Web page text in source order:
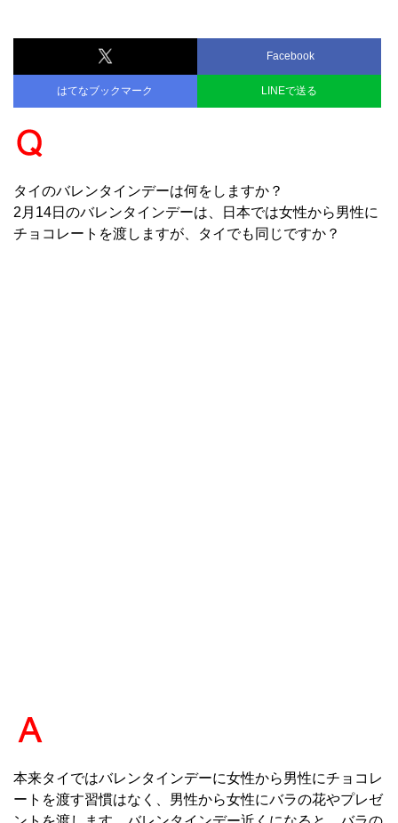
Facebook
はてなブックマーク LINEで送る
タイのバレンタインデーは何をしますか？
2月14日のバレンタインデーは、日本では女性から男性に
チョコレートを渡しますが、タイでも同じですか？
本来タイではバレンタインデーに女性から男性にチョコレ
ートを渡す習慣はなく、男性から女性にバラの花やプレゼ